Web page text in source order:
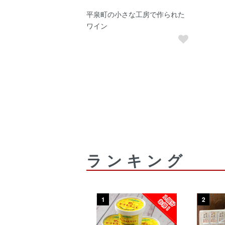
平泉町の小さな工房で作られた
ワイン
ランキング
1 2